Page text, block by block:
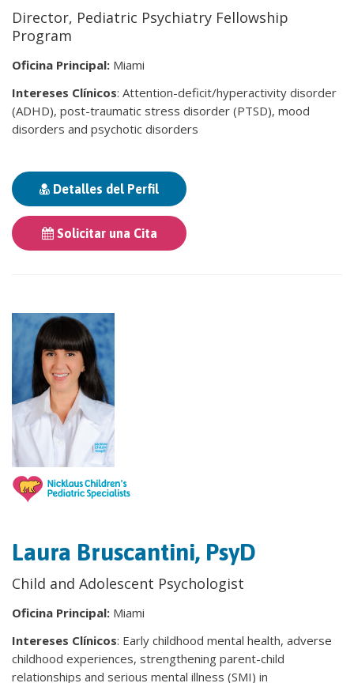
Director, Pediatric Psychiatry Fellowship
Program
Oficina Principal: Miami
Intereses Clínicos: Attention-deficit/hyperactivity disorder
(ADHD), post-traumatic stress disorder (PTSD), mood
disorders and psychotic disorders
Detalles del Perfil
Solicitar una Cita
Laura Bruscantini, PsyD
Child and Adolescent Psychologist
Oficina Principal: Miami
Intereses Clínicos: Early childhood mental health, adverse
childhood experiences, strengthening parent-child
relationships and serious mental illness (SMI) in